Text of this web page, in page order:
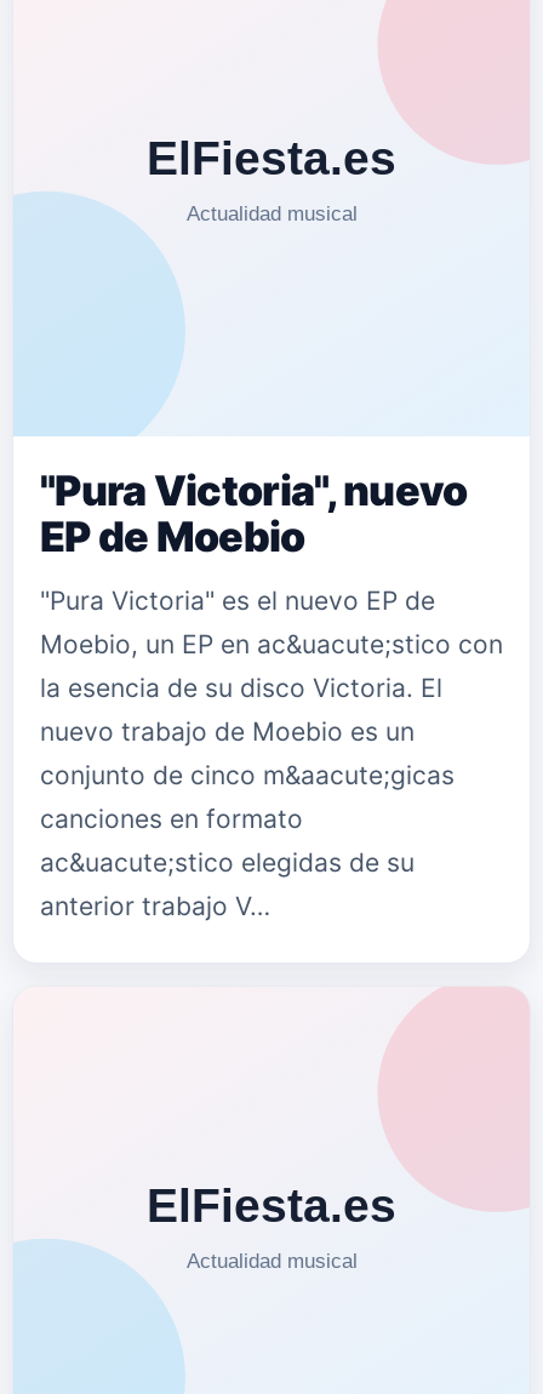
"Pura Victoria", nuevo
EP de Moebio
"Pura Victoria" es el nuevo EP de
Moebio, un EP en ac&uacute;stico con
la esencia de su disco Victoria. El
nuevo trabajo de Moebio es un
conjunto de cinco m&aacute;gicas
canciones en formato
ac&uacute;stico elegidas de su
anterior trabajo V…